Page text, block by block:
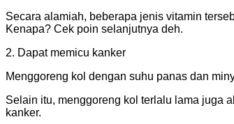
Secara alamiah, beberapa jenis vitamin
Kenapa? Cek poin selanjutnya deh.
2. Dapat memicu kanker
Menggoreng kol dengan suhu panas dan
Selain itu, menggoreng kol terlalu lama juga
kanker.